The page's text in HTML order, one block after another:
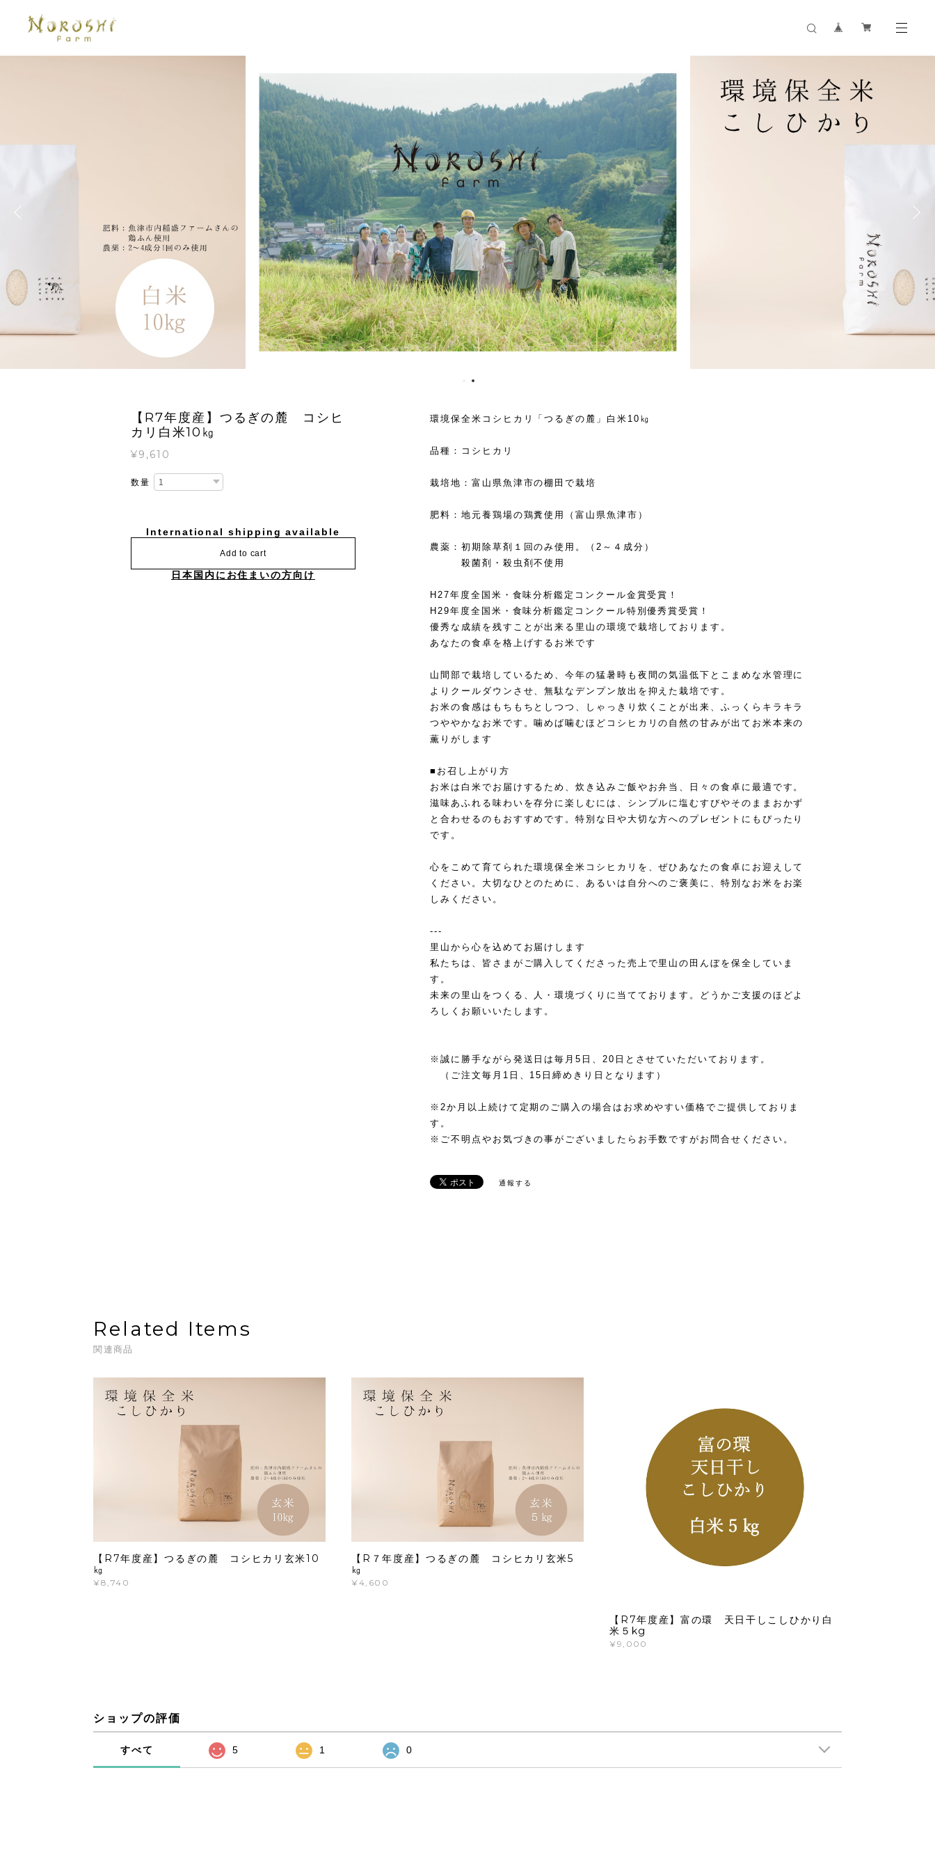
【R7年度産】つるぎの麓 コシヒ
カリ白米10㎏
¥9,610
数量
International shipping available
Add to cart
日本国内にお住まいの方向け
環境保全米コシヒカリ「つるぎの麓」白米10㎏
品種：コシヒカリ
栽培地：富山県魚津市の棚田で栽培
肥料：地元養鶏場の鶏糞使用（富山県魚津市）
農薬：初期除草剤１回のみ使用。（2～４成分）
殺菌剤・殺虫剤不使用
H27年度全国米・食味分析鑑定コンクール金賞受賞！
H29年度全国米・食味分析鑑定コンクール特別優秀賞受賞！
優秀な成績を残すことが出来る里山の環境で栽培しております。
あなたの食卓を格上げするお米です
山間部で栽培しているため、今年の猛暑時も夜間の気温低下とこまめな水管理に
よりクールダウンさせ、無駄なデンプン放出を抑えた栽培です。
お米の食感はもちもちとしつつ、しゃっきり炊くことが出来、ふっくらキラキラ
つややかなお米です。噛めば噛むほどコシヒカリの自然の甘みが出てお米本来の
薫りがします
■お召し上がり方
お米は白米でお届けするため、炊き込みご飯やお弁当、日々の食卓に最適です。
滋味あふれる味わいを存分に楽しむには、シンプルに塩むすびやそのままおかず
と合わせるのもおすすめです。特別な日や大切な方へのプレゼントにもぴったり
です。
心をこめて育てられた環境保全米コシヒカリを、ぜひあなたの食卓にお迎えして
ください。大切なひとのために、あるいは自分へのご褒美に、特別なお米をお楽
しみください。
‐‐‐
里山から心を込めてお届けします
私たちは、皆さまがご購入してくださった売上で里山の田んぼを保全していま
す。
未来の里山をつくる、人・環境づくりに当てております。どうかご支援のほどよ
ろしくお願いいたします。
※誠に勝手ながら発送日は毎月5日、20日とさせていただいております。
（ご注文毎月1日、15日締めきり日となります）
※2か月以上続けて定期のご購入の場合はお求めやすい価格でご提供しておりま
す。
※ご不明点やお気づきの事がございましたらお手数ですがお問合せください。
通報する
Related Items
関連商品
【R7年度産】つるぎの麓 コシヒカリ玄米10
㎏
¥8,740
【R７年度産】つるぎの麓 コシヒカリ玄米5
㎏
¥4,600
【R7年度産】富の環 天日干しこしひかり白
米５kg
¥9,000
ショップの評価
すべて 5 1 0